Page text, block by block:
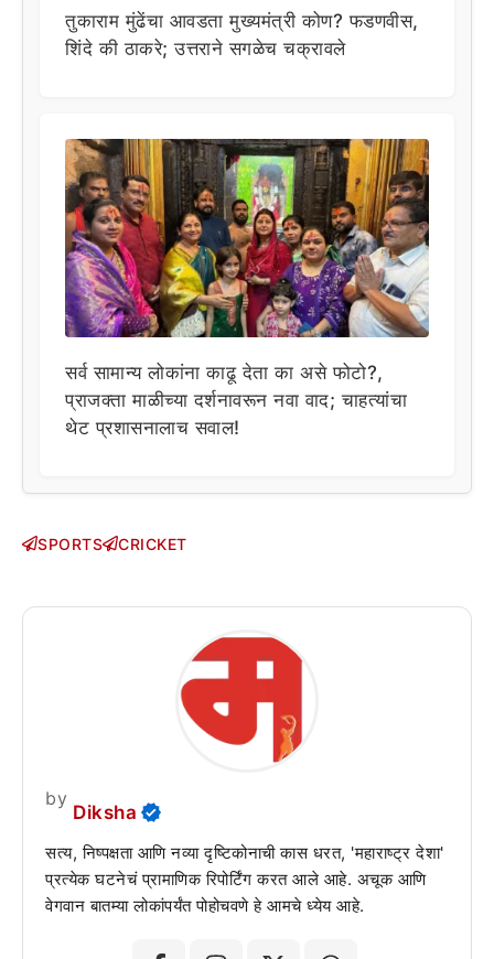
तुकाराम मुंढेंचा आवडता मुख्यमंत्री कोण? फडणवीस,
शिंदे की ठाकरे; उत्तराने सगळेच चक्रावले
सर्व सामान्य लोकांना काढू देता का असे फोटो?,
प्राजक्ता माळीच्या दर्शनावरून नवा वाद; चाहत्यांचा
थेट प्रशासनालाच सवाल!
SPORTS CRICKET
by
Diksha
सत्य, निष्पक्षता आणि नव्या दृष्टिकोनाची कास धरत, 'महाराष्ट्र देशा'
प्रत्येक घटनेचं प्रामाणिक रिपोर्टिंग करत आले आहे. अचूक आणि
वेगवान बातम्या लोकांपर्यंत पोहोचवणे हे आमचे ध्येय आहे.